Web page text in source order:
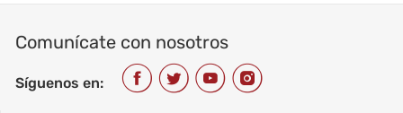
Comunícate con nosotros
Síguenos en: